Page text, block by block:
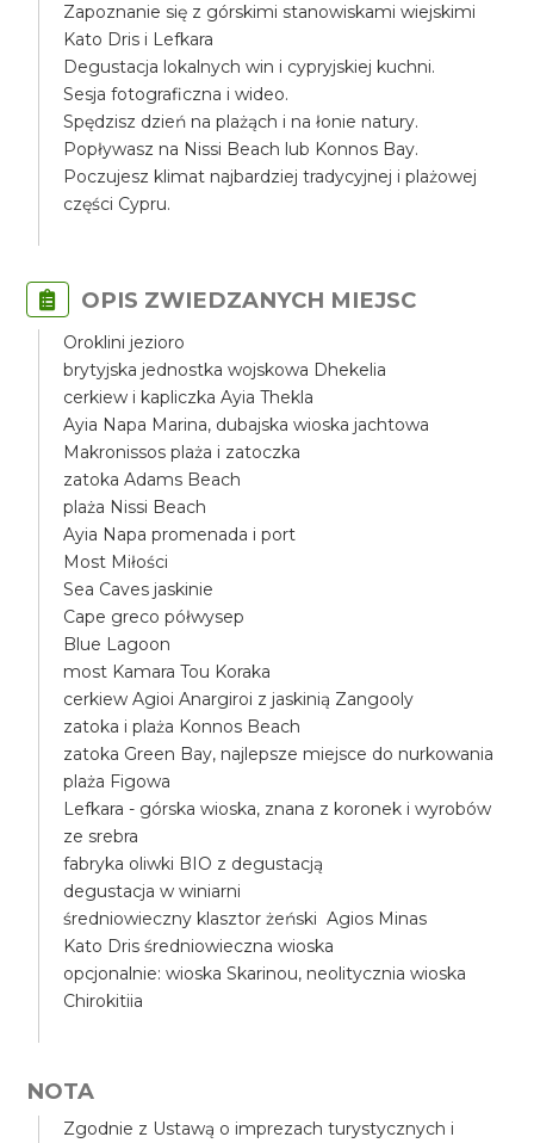
Zapoznanie się z górskimi stanowiskami wiejskimi
Kato Dris i Lefkara
Degustacja lokalnych win i cypryjskiej kuchni.
Sesja fotograficzna i wideo.
Spędzisz dzień na plażąch i na łonie natury.
Popływasz na Nissi Beach lub Konnos Bay.
Poczujesz klimat najbardziej tradycyjnej i plażowej
części Cypru.
OPIS ZWIEDZANYCH MIEJSC
Oroklini jezioro
brytyjska jednostka wojskowa Dhekelia
cerkiew i kapliczka Ayia Thekla
Ayia Napa Marina, dubajska wioska jachtowa
Makronissos plaża i zatoczka
zatoka Adams Beach
plaża Nissi Beach
Ayia Napa promenada i port
Most Miłości
Sea Caves jaskinie
Cape greco półwysep
Blue Lagoon
most Kamara Tou Koraka
cerkiew Agioi Anargiroi z jaskinią Zangooly
zatoka i plaża Konnos Beach
zatoka Green Bay, najlepsze miejsce do nurkowania
plaża Figowa
Lefkara - górska wioska, znana z koronek i wyrobów
ze srebra
fabryka oliwki BIO z degustacją
degustacja w winiarni
średniowieczny klasztor żeński Agios Minas
Kato Dris średniowieczna wioska
opcjonalnie: wioska Skarinou, neolitycznia wioska
Chirokitiia
NOTA
Zgodnie z Ustawą o imprezach turystycznych i